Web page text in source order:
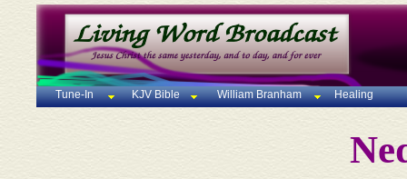
Tune-In KJV Bible William Branham Healing